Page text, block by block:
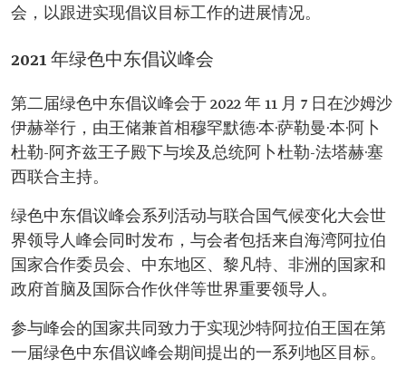
会，以跟进实现倡议目标工作的进展情况。
2021 年绿色中东倡议峰会
第二届绿色中东倡议峰会于 2022 年 11 月 7 日在沙姆沙
伊赫举行，由王储兼首相穆罕默德·本·萨勒曼·本·阿卜
杜勒-阿齐兹王子殿下与埃及总统阿卜杜勒-法塔赫·塞
西联合主持。
绿色中东倡议峰会系列活动与联合国气候变化大会世
界领导人峰会同时发布，与会者包括来自海湾阿拉伯
国家合作委员会、中东地区、黎凡特、非洲的国家和
政府首脑及国际合作伙伴等世界重要领导人。
参与峰会的国家共同致力于实现沙特阿拉伯王国在第
一届绿色中东倡议峰会期间提出的一系列地区目标。